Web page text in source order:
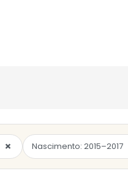
× Nascimento: 2015–2017